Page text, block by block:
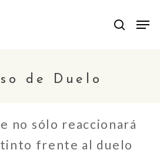
de Duelo
no sólo reaccionará
frente al duelo